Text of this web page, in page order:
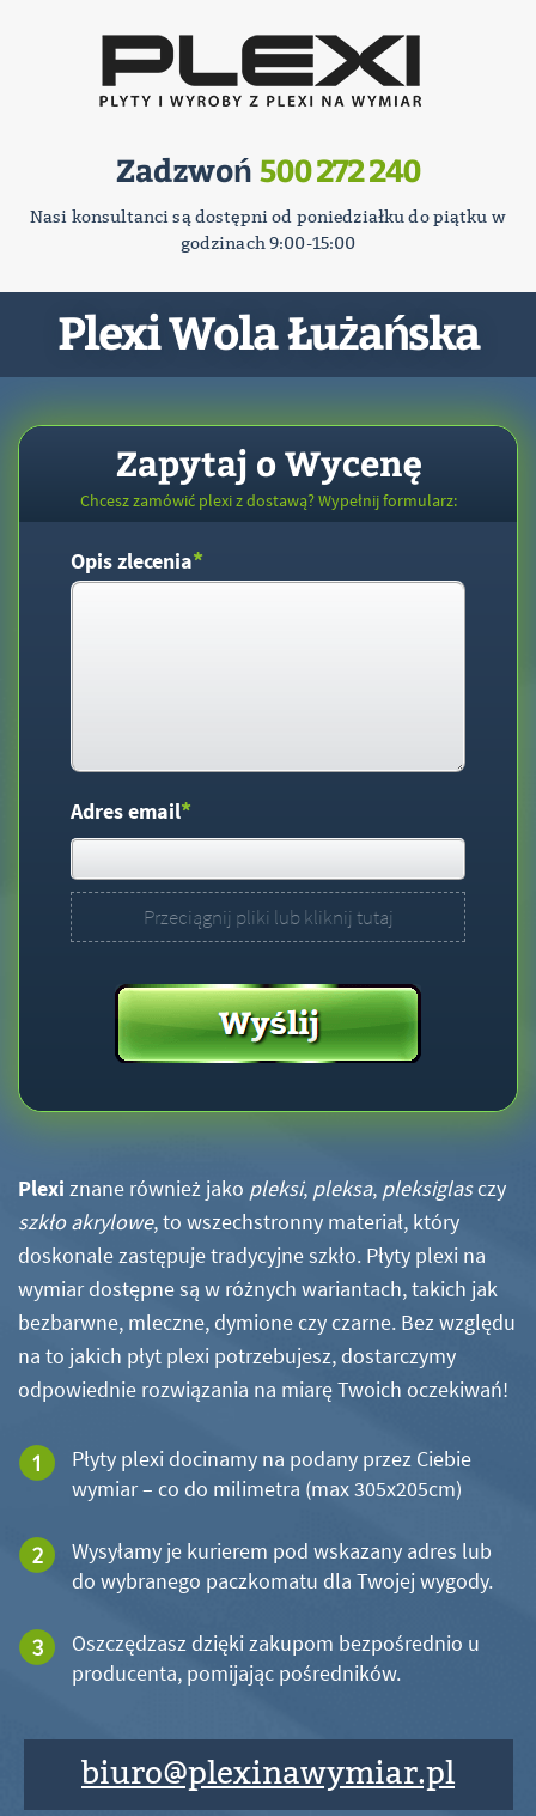
Zadzwoń 500 272 240
Nasi konsultanci są dostępni od poniedziałku do piątku w
godzinach 9:00-15:00
Plexi Wola Łużańska
Zapytaj o Wycenę
Chcesz zamówić plexi z dostawą? Wypełnij formularz:
Opis zlecenia*
Adres email*
Przeciągnij pliki lub kliknij tutaj
Plexi znane również jako pleksi, pleksa, pleksiglasczy
szkło akrylowe, to wszechstronny materiał, który
doskonale zastępuje tradycyjne szkło. Płyty plexi na
wymiar dostępne są w różnych wariantach, takich jak
bezbarwne, mleczne, dymione czy czarne. Bez względu
na to jakich płyt plexi potrzebujesz, dostarczymy
odpowiednie rozwiązania na miarę Twoich oczekiwań!
Płyty plexi docinamy na podany przez Ciebie
wymiar – co do milimetra (max 305x205cm)
Wysyłamy je kurierem pod wskazany adres lub
do wybranego paczkomatu dla Twojej wygody.
Oszczędzasz dzięki zakupom bezpośrednio u
producenta, pomijając pośredników.
biuro@plexinawymiar.pl